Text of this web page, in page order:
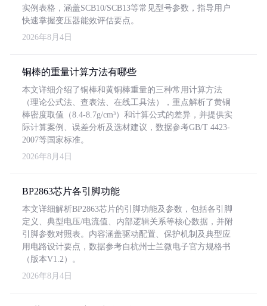
实例表格，涵盖SCB10/SCB13等常见型号参数，指导用户
快速掌握变压器能效评估要点。
2026年8月4日
铜棒的重量计算方法有哪些
本文详细介绍了铜棒和黄铜棒重量的三种常用计算方法
（理论公式法、查表法、在线工具法），重点解析了黄铜
棒密度取值（8.4-8.7g/cm³）和计算公式的差异，并提供实
际计算案例、误差分析及选材建议，数据参考GB/T 4423-
2007等国家标准。
2026年8月4日
BP2863芯片各引脚功能
本文详细解析BP2863芯片的引脚功能及参数，包括各引脚
定义、典型电压/电流值、内部逻辑关系等核心数据，并附
引脚参数对照表。内容涵盖驱动配置、保护机制及典型应
用电路设计要点，数据参考自杭州士兰微电子官方规格书
（版本V1.2）。
2026年8月4日